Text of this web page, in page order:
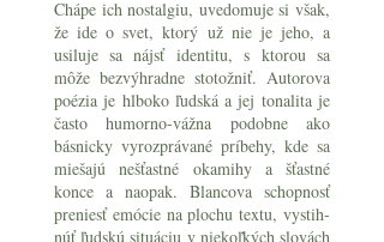
Chápe ich nostalgiu, uvedomuje si však,
že ide o svet, ktorý už nie je jeho, a
usiluje sa nájsť identitu, s ktorou sa
môže bezvýhradne stotožniť. Autorova
poézia je hlboko ľudská a jej tonalita je
často humorno-vážna podobne ako
básnicky vyrozprávané príbehy, kde sa
miešajú nešťastné okamihy a šťastné
konce a naopak. Blancova schopnosť
preniesť emócie na plochu textu, vystih­
núť ľudskú situáciu v niekoľkých slovách